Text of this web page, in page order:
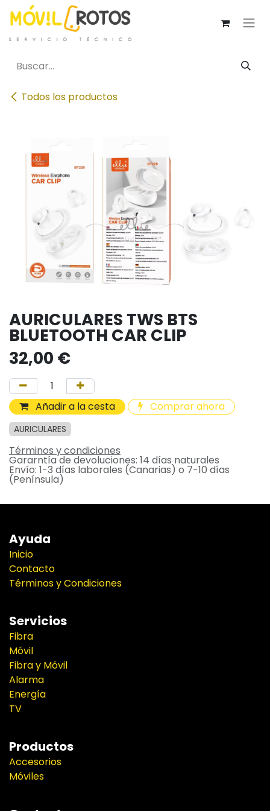
Ir al contenido
Todos los productos
AURICULARES TWS BTS
BLUETOOTH CAR CLIP
32,00 €
Añadir a la cesta Comprar ahora
AURICULARES
Términos y condiciones
Gararntía de devoluciones: 14 días naturales
Envío: 1-3 días laborales (Canarias) o 7-10 días
(Península)
Ayuda
Inicio
Contacto
Términos y Condiciones
Servicios
Fibra
Móvil
Fibra y Móvil
Alarma
Energía
TV
Productos
Accesorios
Móviles